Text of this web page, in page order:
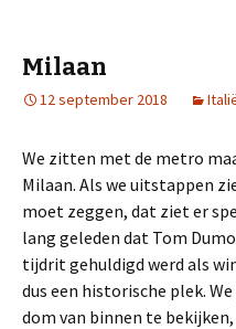
Milaan
12 september 2018
We zitten met de metro
Milaan. Als we uitstappen
moet zeggen, dat ziet er
lang geleden dat Tom
tijdrit gehuldigd werd als
dus een historische plek.
dom van binnen te